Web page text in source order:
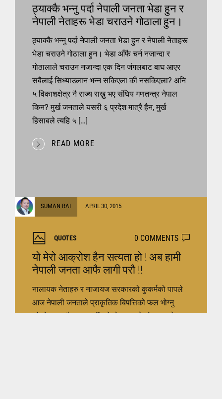
ठ्याक्कै भन्नु पर्दा नेपाली जनता भेडा हुन र
नेपाली नेताहरू भेडा चराउने गोठाला हुन।
ठ्याक्कै भन्नु पर्दा नेपाली जनता भेडा हुन र नेपाली नेताहरू
भेडा चराउने गोठाला हुन। भेडा आँफै चर्न नजान्दा र
गोठालाले चराउन नजान्दा एक दिन जंगलबाट बाघ आएर
सबैलाई सिध्याउलान भन्न सकिएला की नसकिएला? अनि
५ विकाशक्षेत्र नै राज्य राख्नु भए संघिय गणतन्त्र नेपाल
किन? मुर्ख जनताले यसरी ६ प्रदेश मात्रै हैन, मुर्ख
हिसाबले त्यहि ५ […]
READ MORE
SUMAN RAI APRIL 30, 2015
QUOTES 0 COMMENTS
यो मेरो आक्रोश हैन सत्यता हो ! अब हामी
नेपाली जनता आफै लागी परौ !!
नालायक नेताहरु र नाजायज सरकारको कुकर्मको पापले
आज नेपाली जनताले प्राकृतिक बिपत्तिको फल भोग्नु
परेको छ, आशै आशमा बसिरहेको जनताले संसार छाडेर